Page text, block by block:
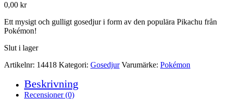
0,00 kr
Ett mysigt och gulligt gosedjur i form av den populära Pikachu från
Pokémon!
Slut i lager
Artikelnr: 14418 Kategori: Gosedjur Varumärke: Pokémon
Beskrivning
Recensioner (0)